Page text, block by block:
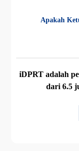
Apakah
iDPRT adalah
dari 6.5